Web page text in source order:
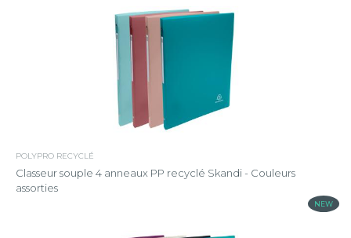
POLYPRO RECYCLÉ
Classeur souple 4 anneaux PP recyclé Skandi - Couleurs
assorties
NEW